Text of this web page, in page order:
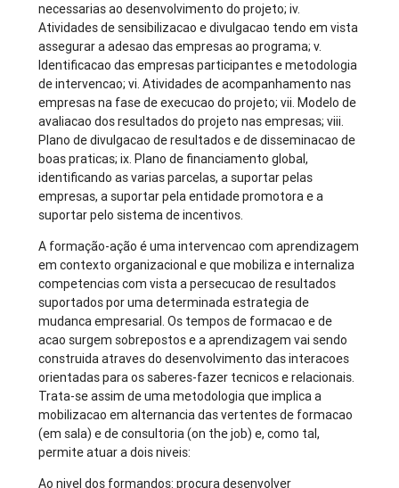
necessarias ao desenvolvimento do projeto; iv.
Atividades de sensibilizacao e divulgacao tendo em vista
assegurar a adesao das empresas ao programa; v.
Identificacao das empresas participantes e metodologia
de intervencao; vi. Atividades de acompanhamento nas
empresas na fase de execucao do projeto; vii. Modelo de
avaliacao dos resultados do projeto nas empresas; viii.
Plano de divulgacao de resultados e de disseminacao de
boas praticas; ix. Plano de financiamento global,
identificando as varias parcelas, a suportar pelas
empresas, a suportar pela entidade promotora e a
suportar pelo sistema de incentivos.
A formação-ação é uma intervencao com aprendizagem
em contexto organizacional e que mobiliza e internaliza
competencias com vista a persecucao de resultados
suportados por uma determinada estrategia de
mudanca empresarial. Os tempos de formacao e de
acao surgem sobrepostos e a aprendizagem vai sendo
construida atraves do desenvolvimento das interacoes
orientadas para os saberes-fazer tecnicos e relacionais.
Trata-se assim de uma metodologia que implica a
mobilizacao em alternancia das vertentes de formacao
(em sala) e de consultoria (on the job) e, como tal,
permite atuar a dois niveis:
Ao nivel dos formandos: procura desenvolver